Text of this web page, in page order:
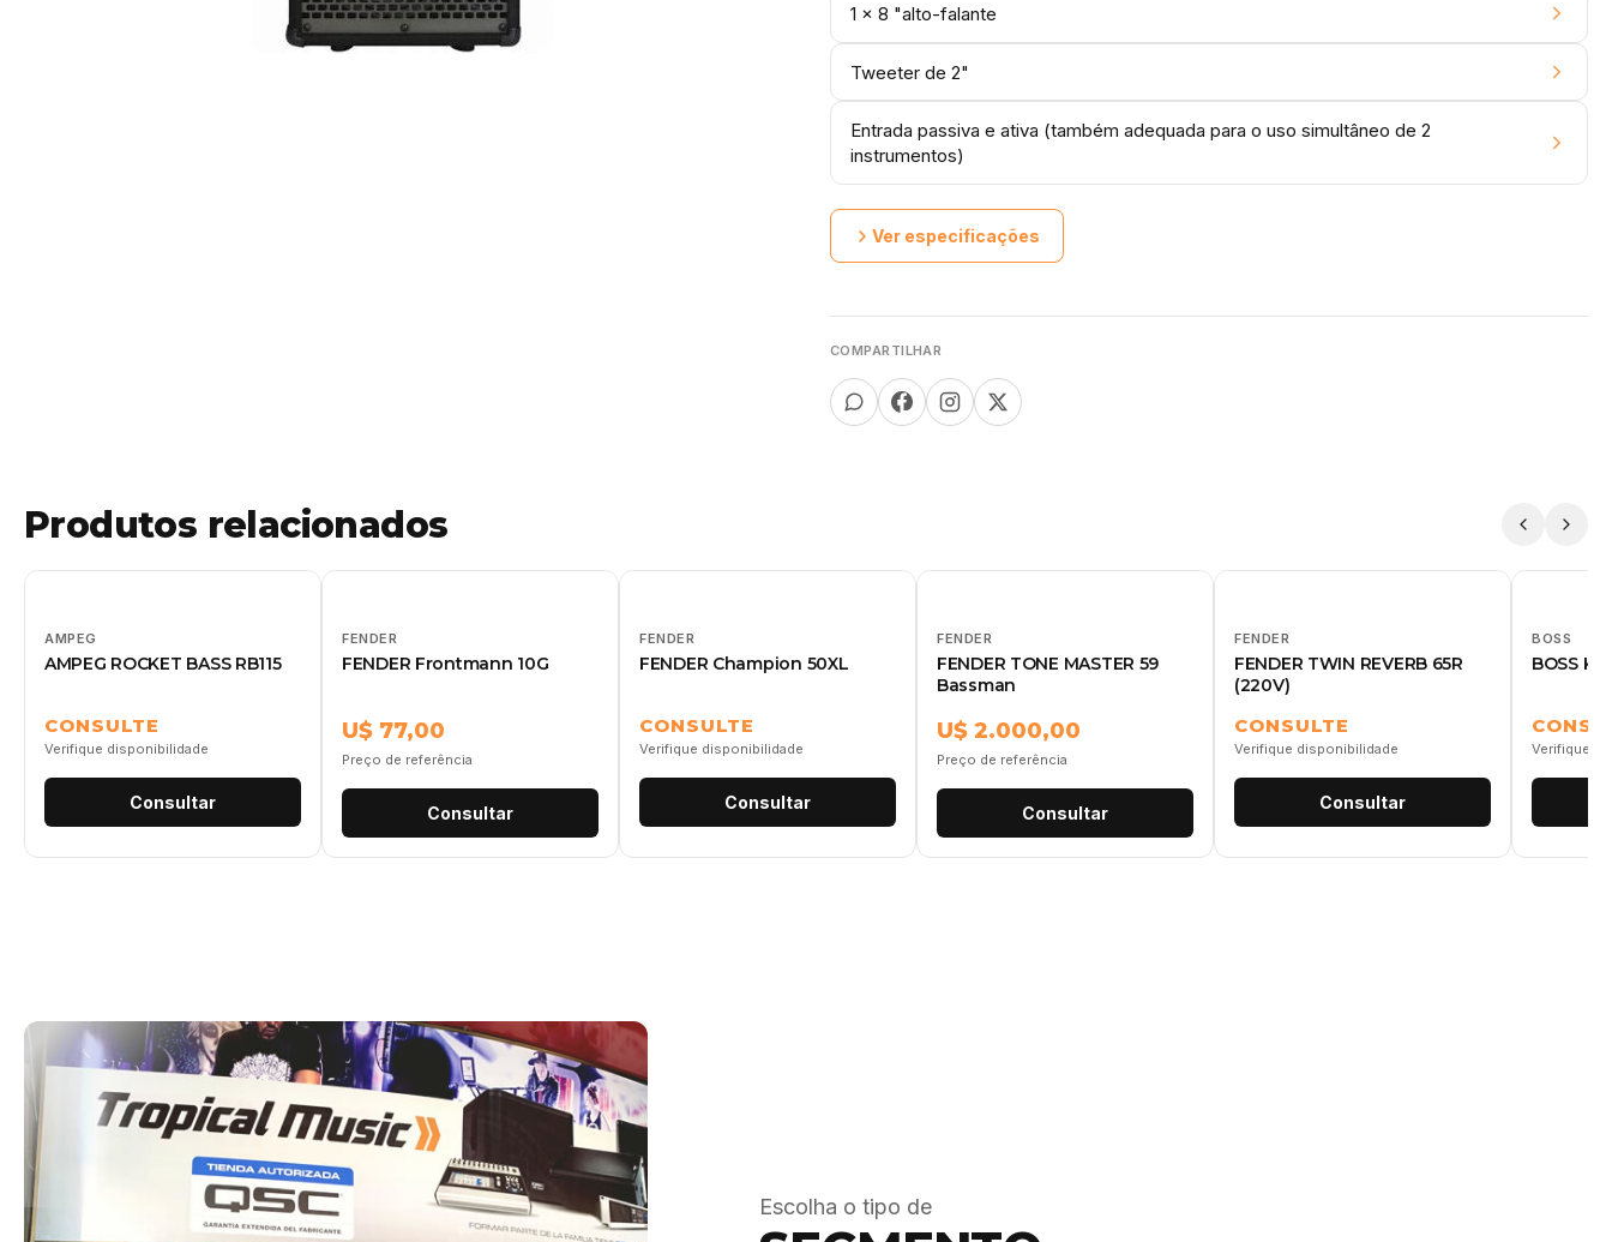
1 x 8 "alto-falante
Tweeter de 2"
Entrada passiva e ativa (também adequada para o uso simultâneo de 2
instrumentos)
Ver especificações
COMPARTILHAR
Produtos relacionados
AMPEG
AMPEG ROCKET BASS RB115
CONSULTE
Verifique disponibilidade
Consultar
FENDER
FENDER Frontmann 10G
U$ 77,00
Preço de referência
Consultar
FENDER
FENDER Champion 50XL
CONSULTE
Verifique disponibilidade
Consultar
FENDER
FENDER TONE MASTER 59
Bassman
U$ 2.000,00
Preço de referência
Consultar
FENDER
FENDER TWIN REVERB 65R
(220V)
CONSULTE
Verifique disponibilidade
Consultar
BOSS
BOSS
Verifique
Escolha o tipo de